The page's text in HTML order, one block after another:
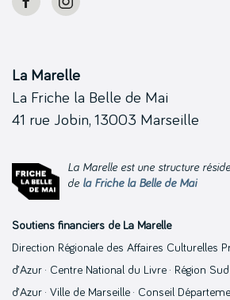
La Marelle
La Friche la Belle de Mai
41 rue Jobin, 13003 Marseille
La Marelle est une structure
de la Friche la Belle de Mai
Soutiens financiers de La Marelle
Direction Régionale des Affaires Culturelles
d’Azur · Centre National du Livre · Région
d’Azur · Ville de Marseille · Conseil